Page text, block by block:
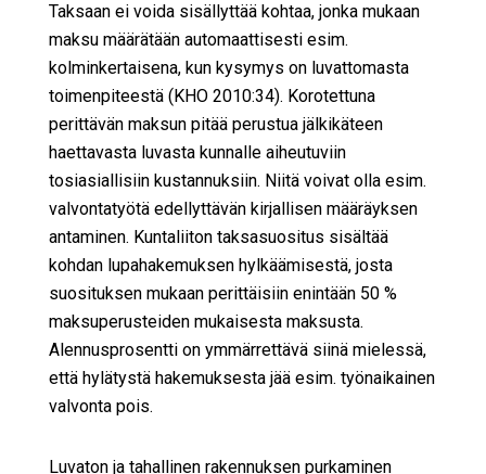
Taksaan ei voida sisällyttää kohtaa, jonka mukaan
maksu määrätään automaattisesti esim.
kolminkertaisena, kun kysymys on luvattomasta
toimenpiteestä (KHO 2010:34). Korotettuna
perittävän maksun pitää perustua jälkikäteen
haettavasta luvasta kunnalle aiheutuviin
tosiasiallisiin kustannuksiin. Niitä voivat olla esim.
valvontatyötä edellyttävän kirjallisen määräyksen
antaminen. Kuntaliiton taksasuositus sisältää
kohdan lupahakemuksen hylkäämisestä, josta
suosituksen mukaan perittäisiin enintään 50 %
maksuperusteiden mukaisesta maksusta.
Alennusprosentti on ymmärrettävä siinä mielessä,
että hylätystä hakemuksesta jää esim. työnaikainen
valvonta pois.
Luvaton ja tahallinen rakennuksen purkaminen